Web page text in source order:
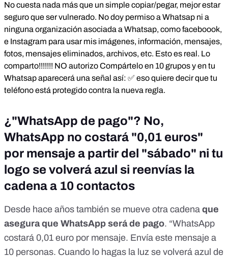
No cuesta nada más que un simple copiar/pegar, mejor estar
seguro que ser vulnerado. No doy permiso a Whatsap ni a
ninguna organización asociada a Whatsap, como faceboook,
e Instagram para usar mis imágenes, información, mensajes,
fotos, mensajes eliminados, archivos, etc. Esto es real. Lo
comparto!!!!!!! NO autorizo Compártelo en 10 grupos y en tu
Whatsap aparecerá una señal así: ✅ eso quiere decir que tu
teléfono está protegido contra la nueva regla.
¿"WhatsApp de pago"? No,
WhatsApp no costará "0,01 euros"
por mensaje a partir del "sábado" ni tu
logo se volverá azul si reenvías la
cadena a 10 contactos
Desde hace años también se mueve otra cadena que
asegura que WhatsApp será de pago. “WhatsApp
costará 0,01 euro por mensaje. Envía este mensaje a
10 personas. Cuando lo hagas la luz se volverá azul de